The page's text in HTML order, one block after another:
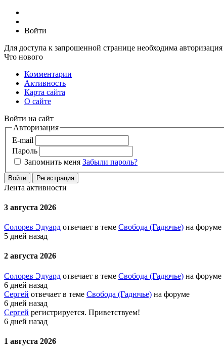
Войти
Для доступа к запрошенной странице необходима авторизация
Что нового
Комментарии
Активность
Карта сайта
О сайте
Войти на сайт
Авторизация
E-mail
Пароль
Запомнить меня Забыли пароль?
Войти Регистрация
Лента активности
3 августа 2026
Солорев Эдуард отвечает в теме Свобода (Гадючье) на форуме
5 дней назад
2 августа 2026
Солорев Эдуард отвечает в теме Свобода (Гадючье) на форуме
6 дней назад
Сергей отвечает в теме Свобода (Гадючье) на форуме
6 дней назад
Сергей регистрируется. Приветствуем!
6 дней назад
1 августа 2026